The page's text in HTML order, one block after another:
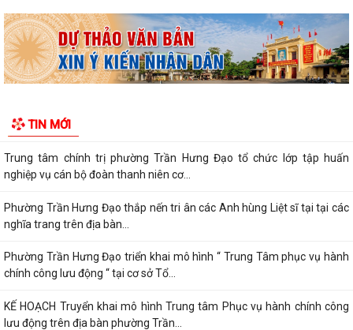
TIN MỚI
Phường Trần Hưng Đạo tham dự hội nghị toàn quốc nghiên cứu, học
tập, quán triệt và triển khai thực...
Khai mạc giải bóng đá U13 phường Trần Hưng Đạo hè năm 2026.
Hưng Đạo tiếp xúc đối thoại trực...
Trung tâm chính trị phường Trần Hưng Đạo tổ chức lớp tập huấn
nghiệp vụ cán bộ đoàn thanh niên cơ...
Phường Trần Hưng Đạo thắp nến tri ân các Anh hùng Liệt sĩ tại tại các
nghĩa trang trên địa bàn...
Phường Trần Hưng Đạo triển khai mô hình “ Trung Tâm phục vụ hành
chính công lưu động “ tại cơ sở Tổ...
KẾ HOẠCH Truyển khai mô hình Trung tâm Phục vụ hành chính công
lưu động trên địa bàn phường Trần...